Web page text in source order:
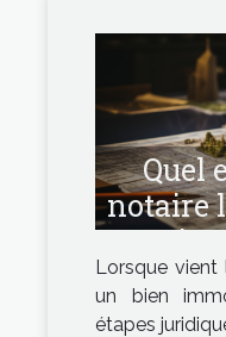
Quel
notaire
Lorsque vient
un bien
étapes